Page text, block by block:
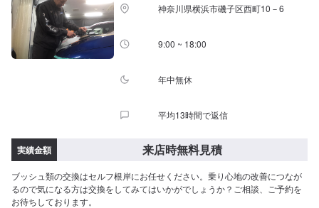
神奈川県横浜市磯子区西町10－6
9:00 ~ 18:00
年中無休
平均13時間で返信
実績金額 来店時無料見積
ブッシュ類の交換はセルフ根岸にお任せください。乗り心地の改善につなが
るので気になる方は交換をしてみてはいかがでしょうか？ご相談、ご予約を
お待ちしております。